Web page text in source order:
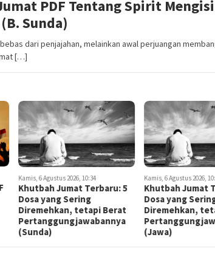
PDF Tentang Spirit Mengisi
Sunda)
dari penjajahan, melainkan awal perjuangan
[…]
Kamis, 6 Agustus 2026, 10:34
Khutbah Jumat Terbaru: 5
Dosa yang Sering
Diremehkan, tetapi Berat
Pertanggungjawabannya
(Sunda)
Kamis, 6 Agustus 2026,
Khutbah Jumat
Dosa yang
Diremehkan,
(Jawa)